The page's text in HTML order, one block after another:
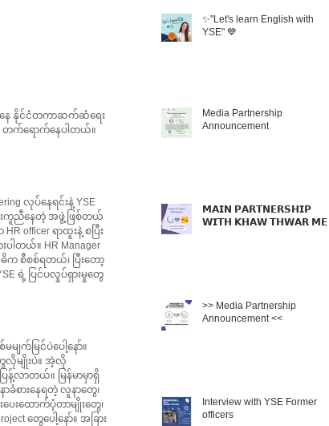
နေ နိုင်ငံတကာဆက်ဆံရေး
ကို တက်ရောက်နေပါတယ်။
လုပ်နေရင်းနဲ့ YSE
ပိုးကူညီနေတဲ့ အဖွဲ့ဖြစ်တယ်
officer ရာထူးနဲ့ စပြီး
ါတယ်။ HR Manager
စီစစ်ရတယ်၊ ပြီးတော့
ရဲ့ ပြင်ပလှုပ်ရှားမှုတွေ
မျက်မြင်ပဲပေါ့နော်။
လိုမျိုးပဲ။ အဲ့လို
န့်လာတယ်။ မြန်မာမှာရှိ
စားနေရတဲ့ လူနာတွေ၊
ေးထောက်ပံ့တာမျိုးတွေ၊
တွေပေါ့နော်။ အခြား
✨"Let's learn English with
YSE" 💙
Media Partnership
Announcement
𝗠𝗔𝗜𝗡 𝗣𝗔𝗥𝗧𝗡𝗘𝗥𝗦𝗛𝗜𝗣
𝗪𝗜𝗧𝗛 𝗞𝗛𝗔𝗪 𝗧𝗛𝗪𝗔𝗥 𝗠𝗘𝗟
>> Media Partnership
Announcement <<
Interview with YSE Former
officers